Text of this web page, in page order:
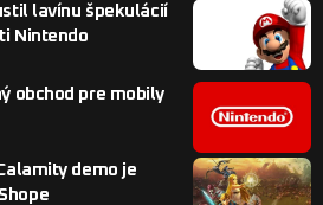
lavínu špekulácií
Nintendo
obchod pre mobily
demo je